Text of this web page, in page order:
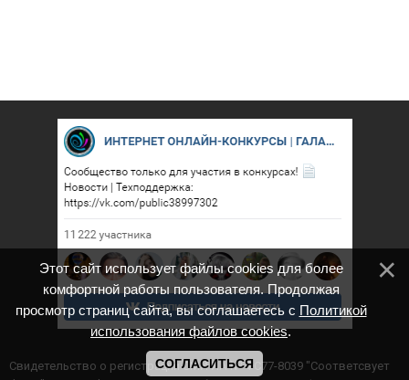
Cвидетельство о регистрации СМИ ИА № ФС77-8039 "Соответсвует
Этот сайт использует файлы cookies для более
комфортной работы пользователя. Продолжая
просмотр страниц сайта, вы соглашаетесь с Политикой
использования файлов cookies.
СОГЛАСИТЬСЯ